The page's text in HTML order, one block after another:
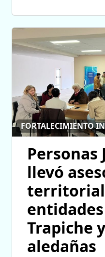
FORTALECIMIENTO
Personas
llevó
territorial
entidades
Trapiche
aledañas